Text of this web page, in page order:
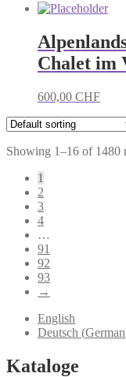
Chalet im
600,00 CHF
Showing 1–16 of 1480
1
2
3
4
…
91
92
93
→
English
Deutsch (German
Kataloge